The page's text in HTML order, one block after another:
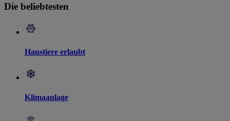
Die beliebtesten
Haustiere erlaubt
Klimaanlage